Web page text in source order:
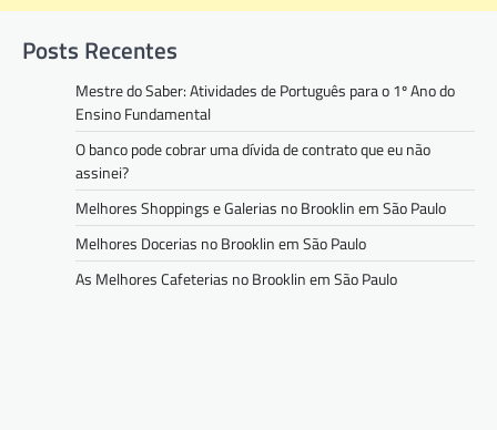
Posts Recentes
Mestre do Saber: Atividades de Português para o 1º Ano do
Ensino Fundamental
O banco pode cobrar uma dívida de contrato que eu não
assinei?
Melhores Shoppings e Galerias no Brooklin em São Paulo
Melhores Docerias no Brooklin em São Paulo
As Melhores Cafeterias no Brooklin em São Paulo